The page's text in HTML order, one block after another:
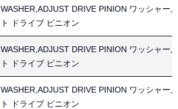
WASHER,ADJUST DRIVE PINION ワッシャー,
ト ドライブ ピニオン
WASHER,ADJUST DRIVE PINION ワッシャー,
ト ドライブ ピニオン
WASHER,ADJUST DRIVE PINION ワッシャー,
ト ドライブ ピニオン